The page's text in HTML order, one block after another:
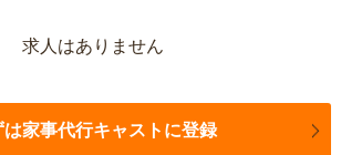
求人はありません
は家事代行キャストに登録